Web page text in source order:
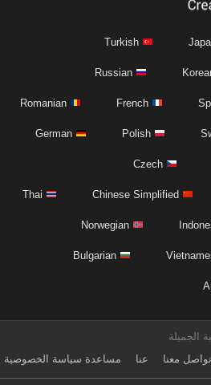
Turkish
Russian
French
Romanian
Polish
German
Czech
Chinese Simplified
Thai
Norwegian
Bulgarian
الجميلة
تواصل معنا
عنا مساعدة سياسة الخصوصية